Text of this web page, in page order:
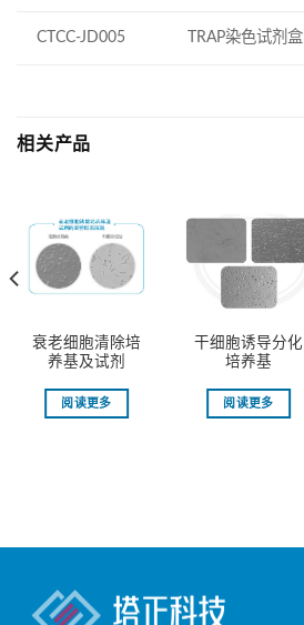
CTCC-JD005 TRAP染色试剂盒
相关产品
衰老细胞清除培
养基及试剂
阅读更多
干细胞诱导分化
培养基
阅读更多